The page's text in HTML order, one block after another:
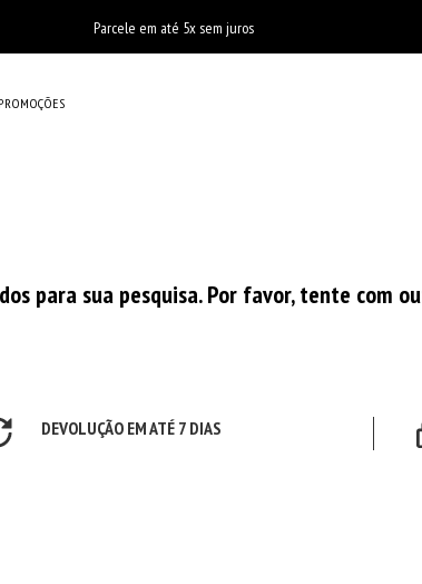
Parcele em até 5x sem juros
PROMOÇÕES
para sua pesquisa. Por favor, tente com
DEVOLUÇÃO EM ATÉ 7 DIAS